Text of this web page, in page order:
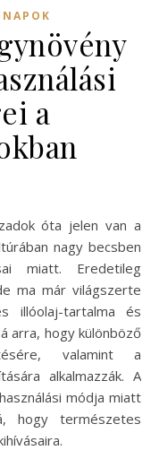
a
nagy becsben
miatt. Eredetileg
ma már világszerte
illóolaj-tartalma és
arra, hogy különböző
valamint a
alkalmazzák. A
módja miatt
hogy természetes